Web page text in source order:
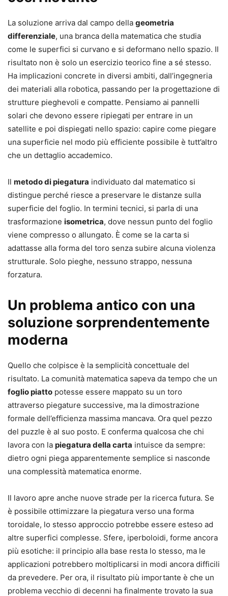
La soluzione arriva dal campo della geometria
differenziale, una branca della matematica che studia
come le superfici si curvano e si deformano nello spazio. Il
risultato non è solo un esercizio teorico fine a sé stesso.
Ha implicazioni concrete in diversi ambiti, dall’ingegneria
dei materiali alla robotica, passando per la progettazione di
strutture pieghevoli e compatte. Pensiamo ai pannelli
solari che devono essere ripiegati per entrare in un
satellite e poi dispiegati nello spazio: capire come piegare
una superficie nel modo più efficiente possibile è tutt’altro
che un dettaglio accademico.
Il metodo di piegatura individuato dal matematico si
distingue perché riesce a preservare le distanze sulla
superficie del foglio. In termini tecnici, si parla di una
trasformazione isometrica, dove nessun punto del foglio
viene compresso o allungato. È come se la carta si
adattasse alla forma del toro senza subire alcuna violenza
strutturale. Solo pieghe, nessuno strappo, nessuna
forzatura.
Un problema antico con una
soluzione sorprendentemente
moderna
Quello che colpisce è la semplicità concettuale del
risultato. La comunità matematica sapeva da tempo che un
foglio piatto potesse essere mappato su un toro
attraverso piegature successive, ma la dimostrazione
formale dell’efficienza massima mancava. Ora quel pezzo
del puzzle è al suo posto. E conferma qualcosa che chi
lavora con la piegatura della carta intuisce da sempre:
dietro ogni piega apparentemente semplice si nasconde
una complessità matematica enorme.
Il lavoro apre anche nuove strade per la ricerca futura. Se
è possibile ottimizzare la piegatura verso una forma
toroidale, lo stesso approccio potrebbe essere esteso ad
altre superfici complesse. Sfere, iperboloidi, forme ancora
più esotiche: il principio alla base resta lo stesso, ma le
applicazioni potrebbero moltiplicarsi in modi ancora difficili
da prevedere. Per ora, il risultato più importante è che un
problema vecchio di decenni ha finalmente trovato la sua